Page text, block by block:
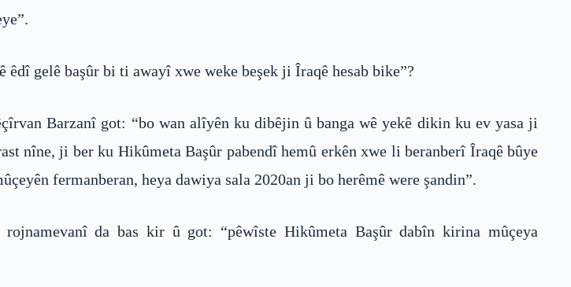
gelê başûr bi ti awayî xwe weke beşek ji Îraqê hesab bike”?
Barzanî got: “bo wan alîyên ku dibêjin û banga wê yekê dikin ku ev yasa ji
nîne, ji ber ku Hikûmeta Başûr pabendî hemû erkên xwe li beranberî Îraqê bûye
fermanberan, heya dawiya sala 2020an ji bo herêmê were şandin”.
da bas kir û got: “pêwîste Hikûmeta Başûr dabîn kirina mûçeya